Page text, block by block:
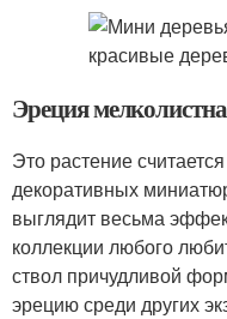
Эреция
Это растение
декоративных
выглядит весьма
коллекции любого
ствол причудливой
эрецию среди других